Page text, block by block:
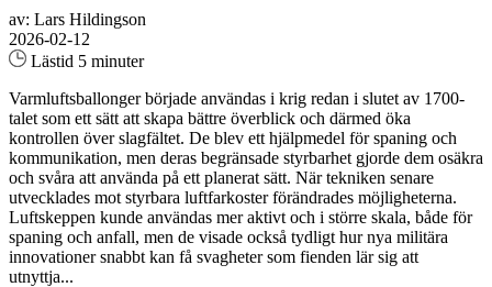
av: Lars Hildingson
2026-02-12
Lästid 5 minuter
Varmluftsballonger började användas i krig redan i slutet av 1700-
talet som ett sätt att skapa bättre överblick och därmed öka
kontrollen över slagfältet. De blev ett hjälpmedel för spaning och
kommunikation, men deras begränsade styrbarhet gjorde dem osäkra
och svåra att använda på ett planerat sätt. När tekniken senare
utvecklades mot styrbara luftfarkoster förändrades möjligheterna.
Luftskeppen kunde användas mer aktivt och i större skala, både för
spaning och anfall, men de visade också tydligt hur nya militära
innovationer snabbt kan få svagheter som fienden lär sig att
utnyttja...